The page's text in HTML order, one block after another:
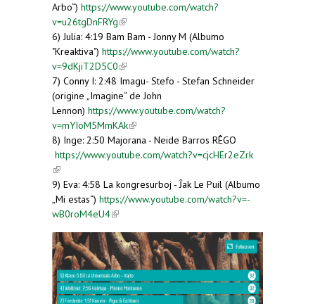
Arbo“) https://www.youtube.com/watch?
v=u26tgDnFRYg(link is external)
6) Julia: 4:19 Bam Bam - Jonny M (Albumo
"Kreaktiva") https://www.youtube.com/watch?
v=9dKjiT2D5C0(link is external)
7) Conny I: 2:48 Imagu- Stefo - Stefan Schneider
(origine „Imagine“ de John
Lennon) https://www.youtube.com/watch?
v=mYIoM5MmKAk(link is external)
8) Inge: 2:50 Majorana - Neide Barros RÊGO
https://www.youtube.com/watch?v=cjcHEr2eZrk
(link is external)
9) Eva: 4:58 La kongresurboj - Ĵak Le Puil (Albumo
„Mi estas“) https://www.youtube.com/watch?v=-
wB0roM4eU4(link is external)